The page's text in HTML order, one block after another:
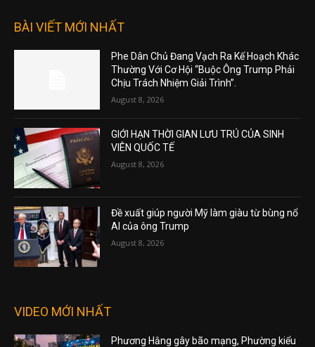
BÀI VIẾT MỚI NHẤT
Phe Dân Chủ Đang Vạch Ra Kế Hoạch Khác
Thường Với Cơ Hội “Buộc Ông Trump Phải
Chịu Trách Nhiệm Giải Trình”.
August 8, 2026
GIỚI HẠN THỜI GIAN LƯU TRÚ CỦA SINH
VIÊN QUỐC TẾ
August 8, 2026
Đề xuất giúp người Mỹ làm giàu từ bùng nổ
AI của ông Trump
August 8, 2026
VIDEO MỚI NHẤT
Phương Hằng gây bão mạng, Phường kiểu